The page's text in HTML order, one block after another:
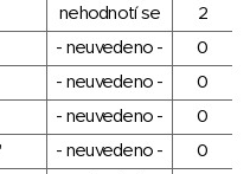
nehodnotí se
2
- neuvedeno -
0
- neuvedeno -
0
- neuvedeno -
0
- neuvedeno -
0